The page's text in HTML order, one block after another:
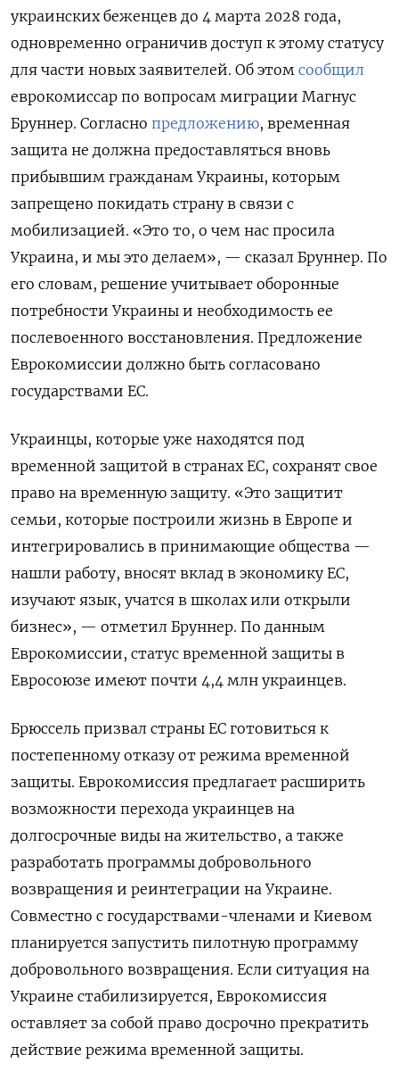
украинских беженцев до 4 марта 2028 года,
одновременно ограничив доступ к этому статусу
для части новых заявителей. Об этом сообщил
еврокомиссар по вопросам миграции Магнус
Бруннер. Согласно предложению, временная
защита не должна предоставляться вновь
прибывшим гражданам Украины, которым
запрещено покидать страну в связи с
мобилизацией. «Это то, о чем нас просила
Украина, и мы это делаем», — сказал Бруннер. По
его словам, решение учитывает оборонные
потребности Украины и необходимость ее
послевоенного восстановления. Предложение
Еврокомиссии должно быть согласовано
государствами ЕС.
Украинцы, которые уже находятся под
временной защитой в странах ЕС, сохранят свое
право на временную защиту. «Это защитит
семьи, которые построили жизнь в Европе и
интегрировались в принимающие общества —
нашли работу, вносят вклад в экономику ЕС,
изучают язык, учатся в школах или открыли
бизнес», — отметил Бруннер. По данным
Еврокомиссии, статус временной защиты в
Евросоюзе имеют почти 4,4 млн украинцев.
Брюссель призвал страны ЕС готовиться к
постепенному отказу от режима временной
защиты. Еврокомиссия предлагает расширить
возможности перехода украинцев на
долгосрочные виды на жительство, а также
разработать программы добровольного
возвращения и реинтеграции на Украине.
Совместно с государствами-членами и Киевом
планируется запустить пилотную программу
добровольного возвращения. Если ситуация на
Украине стабилизируется, Еврокомиссия
оставляет за собой право досрочно прекратить
действие режима временной защиты.